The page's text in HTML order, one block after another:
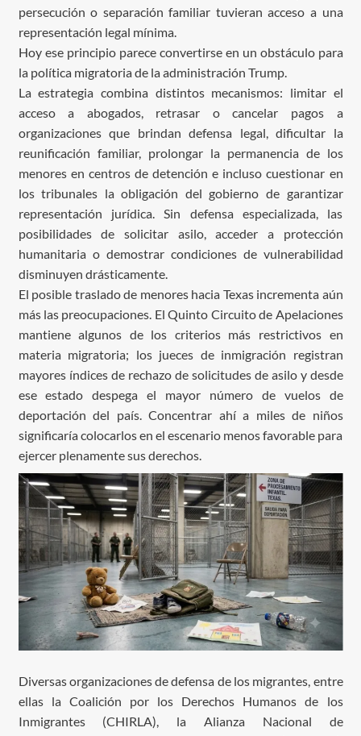
persecución o separación familiar tuvieran acceso a una
representación legal mínima.
Hoy ese principio parece convertirse en un obstáculo para
la política migratoria de la administración Trump.
La estrategia combina distintos mecanismos: limitar el
acceso a abogados, retrasar o cancelar pagos a
organizaciones que brindan defensa legal, dificultar la
reunificación familiar, prolongar la permanencia de los
menores en centros de detención e incluso cuestionar en
los tribunales la obligación del gobierno de garantizar
representación jurídica. Sin defensa especializada, las
posibilidades de solicitar asilo, acceder a protección
humanitaria o demostrar condiciones de vulnerabilidad
disminuyen drásticamente.
El posible traslado de menores hacia Texas incrementa aún
más las preocupaciones. El Quinto Circuito de Apelaciones
mantiene algunos de los criterios más restrictivos en
materia migratoria; los jueces de inmigración registran
mayores índices de rechazo de solicitudes de asilo y desde
ese estado despega el mayor número de vuelos de
deportación del país. Concentrar ahí a miles de niños
significaría colocarlos en el escenario menos favorable para
ejercer plenamente sus derechos.
Diversas organizaciones de defensa de los migrantes, entre
ellas la Coalición por los Derechos Humanos de los
Inmigrantes (CHIRLA), la Alianza Nacional de